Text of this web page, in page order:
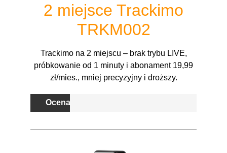
2 miejsce Trackimo
TRKM002
Trackimo na 2 miejscu – brak trybu LIVE,
próbkowanie od 1 minuty i abonament 19,99
zł/mies., mniej precyzyjny i droższy.
Ocena